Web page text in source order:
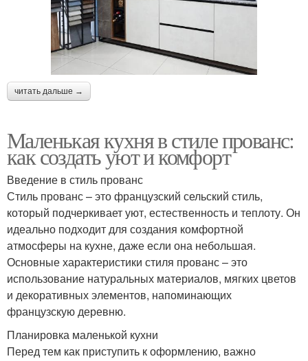
читать дальше →
Маленькая кухня в стиле прованс:
как создать уют и комфорт
Введение в стиль прованс
Стиль прованс – это французский сельский стиль,
который подчеркивает уют, естественность и теплоту. Он
идеально подходит для создания комфортной
атмосферы на кухне, даже если она небольшая.
Основные характеристики стиля прованс – это
использование натуральных материалов, мягких цветов
и декоративных элементов, напоминающих
французскую деревню.
Планировка маленькой кухни
Перед тем как приступить к оформлению, важно